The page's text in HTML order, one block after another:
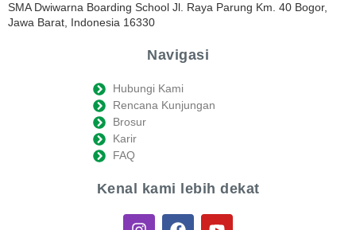
SMA Dwiwarna Boarding School Jl. Raya Parung Km. 40 Bogor,
Jawa Barat, Indonesia 16330
Navigasi
Hubungi Kami
Rencana Kunjungan
Brosur
Karir
FAQ
Kenal kami lebih dekat